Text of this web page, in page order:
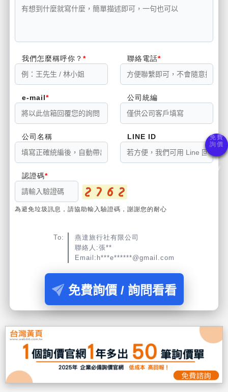
我們怎麼稱呼你？ 聯絡電話
e-mail 公司統編
公司名稱 LINE ID
認證碼
為避免垃圾訊息，請協助輸入驗證碼，謝謝您的耐心
To:
燕達旅行社有限公司
聯絡人:張**
Email:h***e******@gmail.com
免費詢價 / 詢問看看